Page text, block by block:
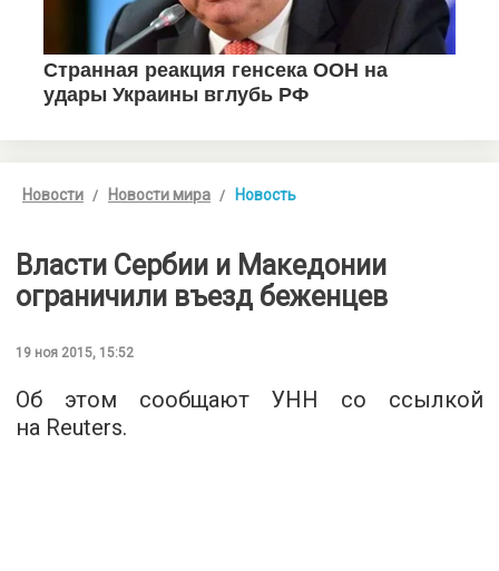
Новости Новости мира Новость
Власти Сербии и Македонии
ограничили въезд беженцев
19 ноя 2015, 15:52
Об этом сообщают УНН
со ссылкой
на Reuters.